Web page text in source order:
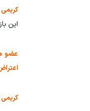
این
عضو
کریمی